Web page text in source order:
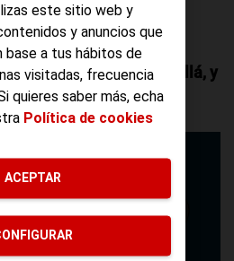
que uno de nuestros
con llamadas
dar un paso más allá, y
tampoco lo haga.
este sitio web y
y anuncios que
base a tus hábitos de
visitadas, frecuencia
quieres saber más, echa
Política de cookies
ACEPTAR